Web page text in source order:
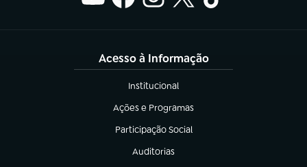
Acesso à Informação
Institucional
(abre em nova aba)
Ações e Programas
(abre em nova aba)
Participação Social
(abre em nova aba)
Auditorias
(abre em nova aba)